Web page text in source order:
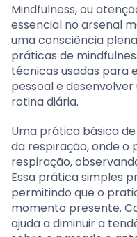
Mindfulness, ou
essencial no arsenal
uma consciência
práticas de
técnicas usadas para
pessoal e
rotina diária.
Uma prática básica
da respiração, onde
respiração,
Essa prática simples
permitindo que o
momento presente.
ajuda a diminuir a